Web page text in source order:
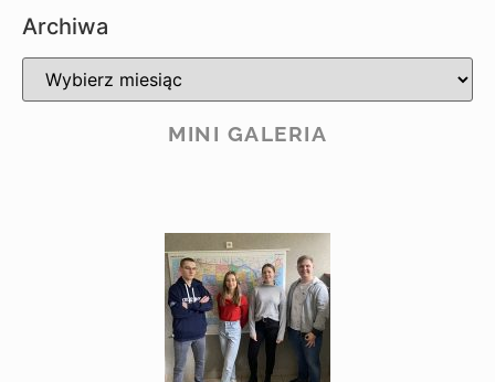
Archiwa
MINI GALERIA